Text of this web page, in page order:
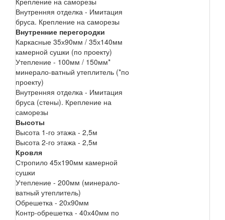
Внутренняя отделка - Имитация
бруса. Крепление на саморезы
Внутренние перегородки
Каркасные 35х90мм / 35х140мм
камерной сушки (по проекту)
Утепление - 100мм / 150мм*
минерало-ватный утеплитель (*по
проекту)
Внутренняя отделка - Имитация
бруса (стены). Крепление на
саморезы
Высоты
Высота 1-го этажа - 2,5м
Высота 2-го этажа - 2,5м
Кровля
Стропило 45х190мм камерной
сушки
Утепление - 200мм (минерало-
ватный утеплитель)
Обрешетка - 20х90мм
Контр-обрешетка - 40х40мм по